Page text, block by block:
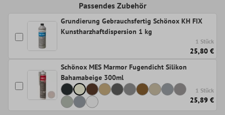
Passendes Zubehör
Grundierung Gebrauchsfertig Schönox KH FIX
Kunstharzhaftdispersion 1 kg
1 Stück
25,80 €
Schönox MES Marmor Fugendicht Silikon
Bahamabeige 300ml
1 Stück
25,89 €